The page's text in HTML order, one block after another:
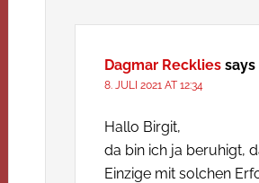
Dagmar Recklies says
8. JULI 2021 AT 12:34
Hallo Birgit,
da bin ich ja beruhigt,
Einzige mit solchen